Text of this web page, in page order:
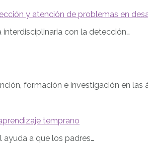
y atención de problemas en
con la detección…
formación e investigación en las
temprano
a que los padres…